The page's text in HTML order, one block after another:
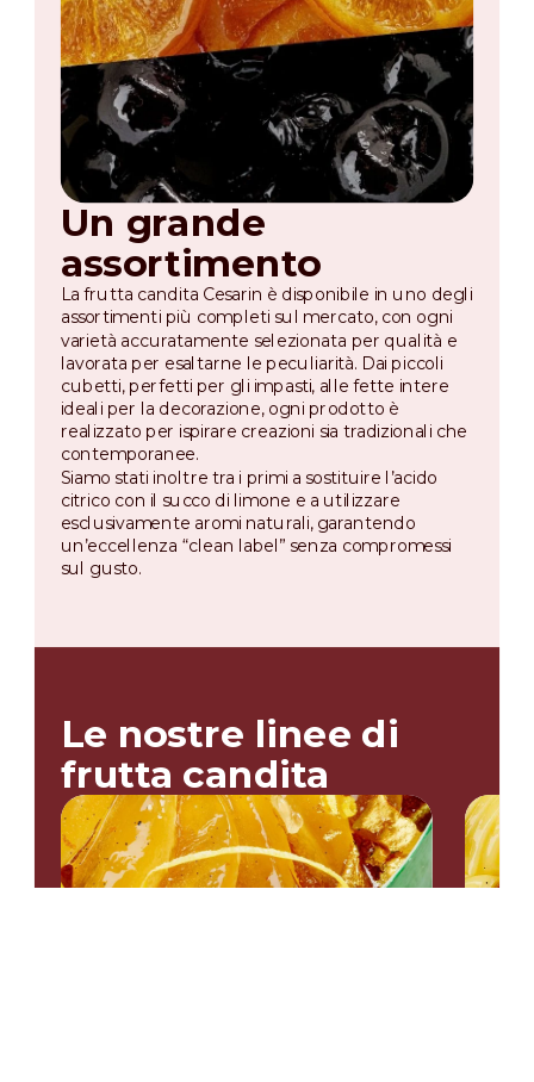
Un grande
assortimento
La frutta candita Cesarin è disponibile in uno degli
assortimenti più completi sul mercato, con ogni
varietà accuratamente selezionata per qualità e
lavorata per esaltarne le peculiarità. Dai piccoli
cubetti, perfetti per gli impasti, alle fette intere
ideali per la decorazione, ogni prodotto è
realizzato per ispirare creazioni sia tradizionali che
contemporanee.
Siamo stati inoltre tra i primi a sostituire l’acido
citrico con il succo di limone e a utilizzare
esclusivamente aromi naturali, garantendo
un’eccellenza “clean label” senza compromessi
sul gusto.
Le nostre linee di
frutta candita